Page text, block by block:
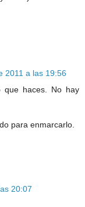
2011 a las 19:56
que haces. No hay
para enmarcarlo.
20:07